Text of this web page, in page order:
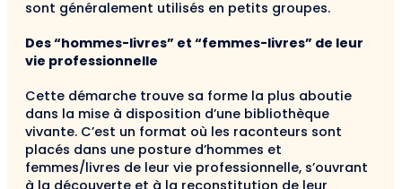
sont généralement utilisés en petits groupes.
Des “hommes-livres” et “femmes-livres” de leur
vie professionnelle
Cette démarche trouve sa forme la plus aboutie
dans la mise à disposition d’une bibliothèque
vivante. C’est un format où les raconteurs sont
placés dans une posture d’hommes et
femmes/livres de leur vie professionnelle, s’ouvrant